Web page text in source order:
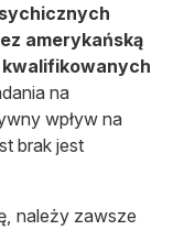
amerykańską
na
wpływ na
brak jest
należy zawsze